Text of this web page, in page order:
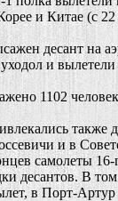
и Китае (с 22
десант на
и вылетели
1102
также
и в
самолеты
десантов. В
в Порт-